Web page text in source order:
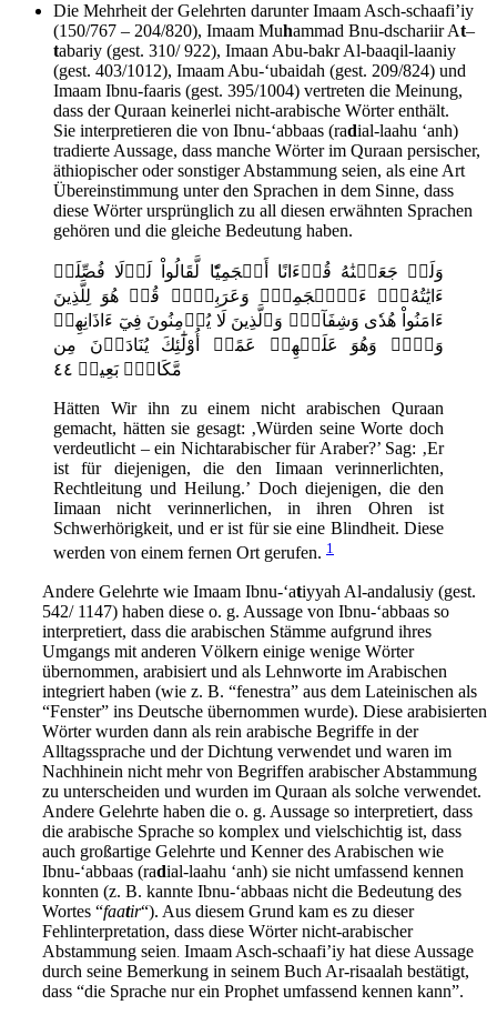
Die Mehrheit der Gelehrten darunter Imaam Asch-schaafi’iy
(150/767 – 204/820), Imaam Muhammad Bnu-dschariir At–
tabariy (gest. 310/ 922), Imaan Abu-bakr Al-baaqil-laaniy
(gest. 403/1012), Imaam Abu-‘ubaidah (gest. 209/824) und
Imaam Ibnu-faaris (gest. 395/1004) vertreten die Meinung,
dass der Quraan keinerlei nicht-arabische Wörter enthält.
Sie interpretieren die von Ibnu-‘abbaas (radial-laahu ‘anh)
tradierte Aussage, dass manche Wörter im Quraan persischer,
äthiopischer oder sonstiger Abstammung seien, als eine Art
Übereinstimmung unter den Sprachen in dem Sinne, dass
diese Wörter ursprünglich zu all diesen erwähnten Sprachen
gehören und die gleiche Bedeutung haben.
وَلَوۡ جَعَلۡنَٰهُ قُرۡءَانًا أَعۡجَمِيّٗا لَّقَالُواْ لَوۡلَا فُصِّلَتۡ
ءَايَٰتُهُۥٓۖ ءَا۬عۡجَمِيّٞ وَعَرَبِيّٞۗ قُلۡ هُوَ لِلَّذِينَ
ءَامَنُواْ هُدٗى وَشِفَآءٞۚ وَٱلَّذِينَ لَا يُؤۡمِنُونَ فِيٓ ءَاذَانِهِمۡ
وَقۡرٞ وَهُوَ عَلَيۡهِمۡ عَمًىۚ أُوْلَٰٓئِكَ يُنَادَوۡنَ مِن
مَّكَانِۢ بَعِيدٖ ٤٤
Hätten Wir ihn zu einem nicht arabischen Quraan
gemacht, hätten sie gesagt: ‚Würden seine Worte doch
verdeutlicht – ein Nichtarabischer für Araber?’ Sag: ‚Er
ist für diejenigen, die den Iimaan verinnerlichten,
Rechtleitung und Heilung.’ Doch diejenigen, die den
Iimaan nicht verinnerlichen, in ihren Ohren ist
Schwerhörigkeit, und er ist für sie eine Blindheit. Diese
werden von einem fernen Ort gerufen. 1
Andere Gelehrte wie Imaam Ibnu-‘atiyyah Al-andalusiy (gest.
542/ 1147) haben diese o. g. Aussage von Ibnu-‘abbaas so
interpretiert, dass die arabischen Stämme aufgrund ihres
Umgangs mit anderen Völkern einige wenige Wörter
übernommen, arabisiert und als Lehnworte im Arabischen
integriert haben (wie z. B. “fenestra” aus dem Lateinischen als
“Fenster” ins Deutsche übernommen wurde). Diese arabisierten
Wörter wurden dann als rein arabische Begriffe in der
Alltagssprache und der Dichtung verwendet und waren im
Nachhinein nicht mehr von Begriffen arabischer Abstammung
zu unterscheiden und wurden im Quraan als solche verwendet.
Andere Gelehrte haben die o. g. Aussage so interpretiert, dass
die arabische Sprache so komplex und vielschichtig ist, dass
auch großartige Gelehrte und Kenner des Arabischen wie
Ibnu-‘abbaas (radial-laahu ‘anh) sie nicht umfassend kennen
konnten (z. B. kannte Ibnu-‘abbaas nicht die Bedeutung des
Wortes “faatir“). Aus diesem Grund kam es zu dieser
Fehlinterpretation, dass diese Wörter nicht-arabischer
Abstammung seien Imaam Asch-schaafi’iy hat diese Aussage
durch seine Bemerkung in seinem Buch Ar-risaalah bestätigt,
dass “die Sprache nur ein Prophet umfassend kennen kann”.